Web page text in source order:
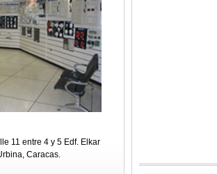
11 entre 4 y 5 Edf. Elkar
Caracas.